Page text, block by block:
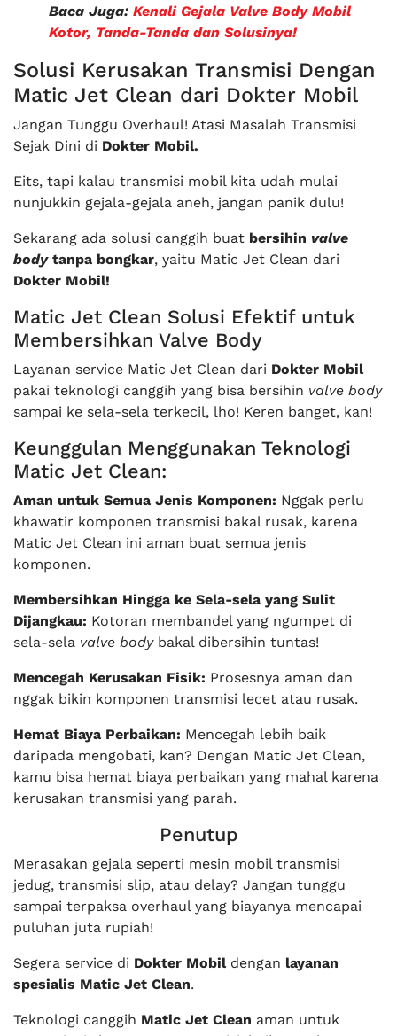
Baca Juga: Kenali Gejala Valve Body Mobil
Kotor, Tanda-Tanda dan Solusinya!
Solusi Kerusakan Transmisi Dengan
Matic Jet Clean dari Dokter Mobil
Jangan Tunggu Overhaul! Atasi Masalah Transmisi
Sejak Dini di Dokter Mobil.
Eits, tapi kalau transmisi mobil kita udah mulai
nunjukkin gejala-gejala aneh, jangan panik dulu!
Sekarang ada solusi canggih buat bersihin valve
bodytanpa bongkar, yaitu Matic Jet Clean dari
Dokter Mobil!
Matic Jet Clean Solusi Efektif untuk
Membersihkan Valve Body
Layanan service Matic Jet Clean dari Dokter Mobil
pakai teknologi canggih yang bisa bersihin valve body
sampai ke sela-sela terkecil, lho! Keren banget, kan!
Keunggulan Menggunakan Teknologi
Matic Jet Clean:
Aman untuk Semua Jenis Komponen: Nggak perlu
khawatir komponen transmisi bakal rusak, karena
Matic Jet Clean ini aman buat semua jenis
komponen.
Membersihkan Hingga ke Sela-sela yang Sulit
Dijangkau: Kotoran membandel yang ngumpet di
sela-sela valve bodybakal dibersihin tuntas!
Mencegah Kerusakan Fisik: Prosesnya aman dan
nggak bikin komponen transmisi lecet atau rusak.
Hemat Biaya Perbaikan: Mencegah lebih baik
daripada mengobati, kan? Dengan Matic Jet Clean,
kamu bisa hemat biaya perbaikan yang mahal karena
kerusakan transmisi yang parah.
Penutup
Merasakan gejala seperti mesin mobil transmisi
jedug, transmisi slip, atau delay? Jangan tunggu
sampai terpaksa overhaul yang biayanya mencapai
puluhan juta rupiah!
Segera service di Dokter Mobildengan layanan
spesialis Matic Jet Clean.
Teknologi canggih Matic Jet Clean aman untuk